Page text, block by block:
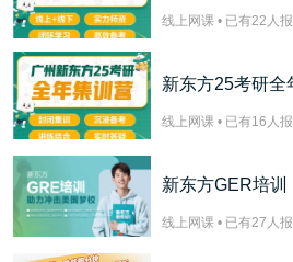
线上网课 • 已有22 人
新东方25考研全
线上网课 • 已有16 人
新东方GER培训
线上网课 • 已有27 人